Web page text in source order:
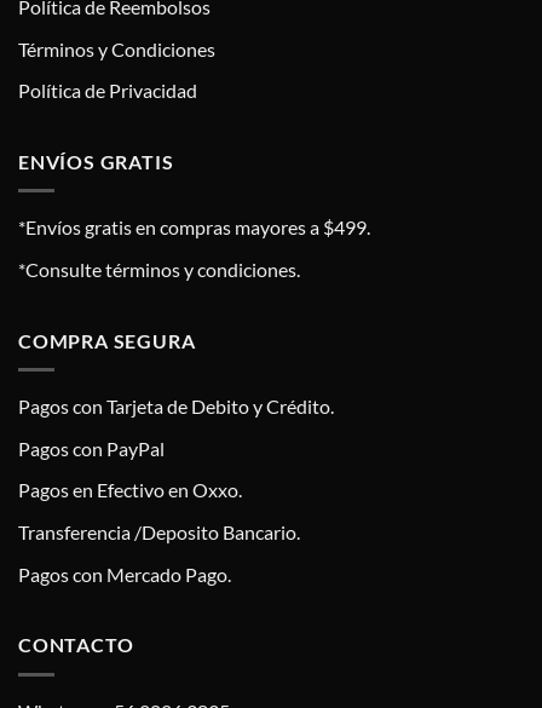
Política de Reembolsos
Términos y Condiciones
Política de Privacidad
ENVÍOS GRATIS
*Envíos gratis en compras mayores a $499.
*Consulte términos y condiciones.
COMPRA SEGURA
Pagos con Tarjeta de Debito y Crédito.
Pagos con PayPal
Pagos en Efectivo en Oxxo.
Transferencia /Deposito Bancario.
Pagos con Mercado Pago.
CONTACTO